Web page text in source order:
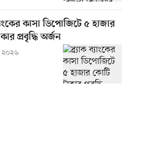
কাসা ডিপোজিটে ৫ হাজার
প্রবৃদ্ধি অর্জন
২০২৬